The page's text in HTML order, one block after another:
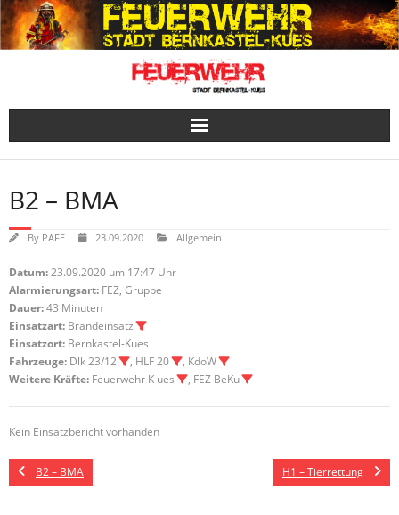
Skip
to
content
B2 – BMA
By PAFE 23.09.2020 Allgemein
Datum:23.09.2020 um 17:47 Uhr
Alarmierungsart: FEZ, Gruppe
Dauer:43 Minuten
Einsatzart: Brandeinsatz
Einsatzort: Bernkastel-Kues
Fahrzeuge: Dlk 23/12 , HLF 20
, KdoW
Weitere Kräfte: Feuerwehr K ues , FEZ BeKu
Kein Einsatzbericht vorhanden
B2 – BMA H1 – Tierrettung